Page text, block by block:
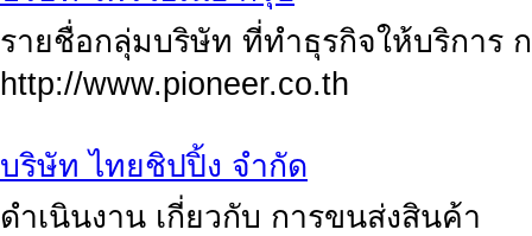
รายชื่อกลุ่มบริษัท ที่ทำธุรกิจให้บริการ
http://www.pioneer.co.th
บริษัท ไทยชิปปิ้ง จำกัด
ดำเนินงาน เกี่ยวกับ การขนส่งสินค้า